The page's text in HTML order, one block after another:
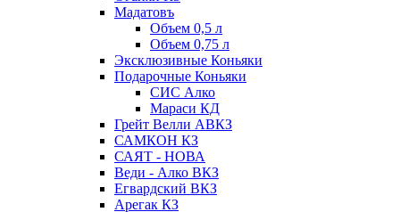
Мадатовъ
Объем 0,5 л
Объем 0,75 л
Эксклюзивные Коньяки
Подарочные Коньяки
СИС Алко
Мараси КД
Грейт Велли АВКЗ
САМКОН КЗ
САЯТ - НОВА
Веди - Алко ВКЗ
Егвардский ВКЗ
Арегак КЗ